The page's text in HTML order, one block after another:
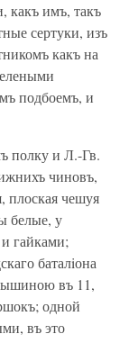
какъ имъ, такъ
сертуки, изъ
какъ на
подбоемъ, и
полку и Л.-Гв.
чиновъ,
плоская чешуя
белые, у
гайками;
баталiона
въ 11,
одной
въ это